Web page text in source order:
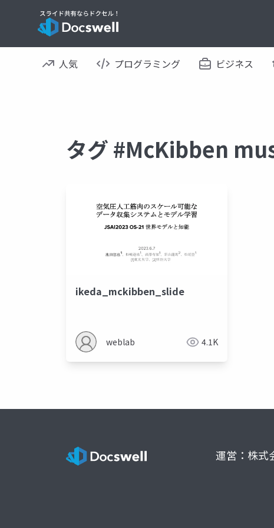
人気 プログラミング ビジネス
タグ #McKibben
ikeda_mckibben_slide
weblab 4.1K
運営：株式